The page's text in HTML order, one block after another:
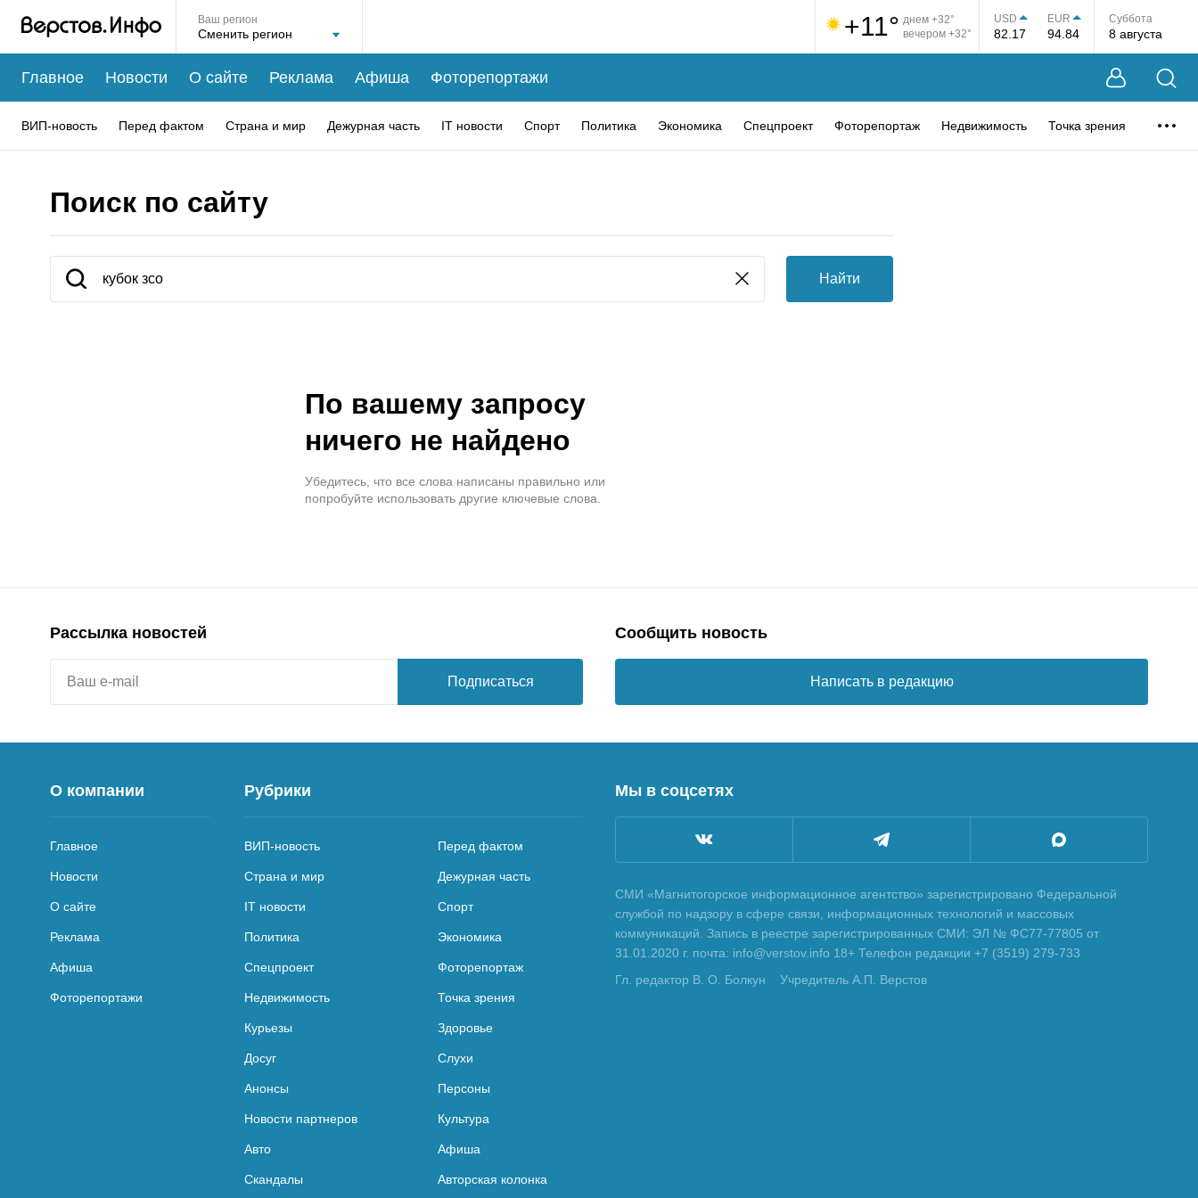
Ваш регион +11° днем +32°
вечером +32°
USD
82.17
EUR
94.84
Суббота
8 августа
Главное Новости О сайте Реклама Афиша Фоторепортажи
ВИП-новость Перед фактом Страна и мир Дежурная часть IT новости Спорт Политика Экономика Спецпроект Фоторепортаж Недвижимость Точка зрения
Поиск по сайту
Найти
По вашему запросу
ничего не найдено
Убедитесь, что все слова написаны правильно или
попробуйте использовать другие ключевые слова.
Рассылка новостей
Подписаться
Сообщить новость
Написать в редакцию
О компании
Главное
Новости
О сайте
Реклама
Афиша
Фоторепортажи
Рубрики
ВИП-новость Перед фактом
Страна и мир Дежурная часть
IT новости Спорт
Политика Экономика
Спецпроект Фоторепортаж
Недвижимость Точка зрения
Курьезы Здоровье
Досуг Слухи
Анонсы Персоны
Новости партнеров Культура
Авто Афиша
Скандалы Авторская колонка
Мы в соцсетях
СМИ «Магнитогорское информационное агентство» зарегистрировано Федеральной
службой по надзору в сфере связи, информационных технологий и массовых
коммуникаций. Запись в реестре зарегистрированных СМИ: ЭЛ № ФС77-77805 от
31.01.2020 г. почта: info@verstov.info 18+ Телефон редакции +7 (3519) 279-733
Гл. редактор В. О. Болкун
Учредитель А.П. Верстов